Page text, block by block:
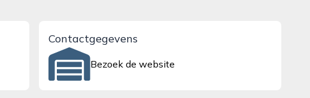
Contactgegevens
Bezoek de website